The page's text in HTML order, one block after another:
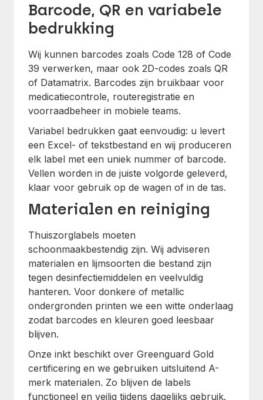
Barcode, QR en variabele
bedrukking
Wij kunnen barcodes zoals Code 128 of Code
39 verwerken, maar ook 2D-codes zoals QR
of Datamatrix. Barcodes zijn bruikbaar voor
medicatiecontrole, routeregistratie en
voorraadbeheer in mobiele teams.
Variabel bedrukken gaat eenvoudig: u levert
een Excel- of tekstbestand en wij produceren
elk label met een uniek nummer of barcode.
Vellen worden in de juiste volgorde geleverd,
klaar voor gebruik op de wagen of in de tas.
Materialen en reiniging
Thuiszorglabels moeten
schoonmaakbestendig zijn. Wij adviseren
materialen en lijmsoorten die bestand zijn
tegen desinfectiemiddelen en veelvuldig
hanteren. Voor donkere of metallic
ondergronden printen we een witte onderlaag
zodat barcodes en kleuren goed leesbaar
blijven.
Onze inkt beschikt over Greenguard Gold
certificering en we gebruiken uitsluitend A-
merk materialen. Zo blijven de labels
functioneel en veilig tijdens dagelijks gebruik.